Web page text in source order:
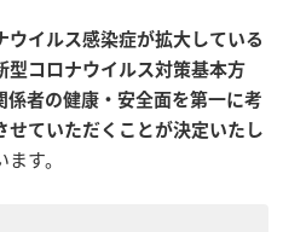
ウイルス感染症が拡大している
型コロナウイルス対策基本方
者の健康・安全面を第一に考
せていただくことが決定いたし
す。